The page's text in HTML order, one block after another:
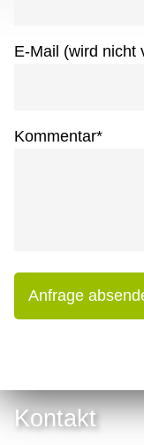
E-Mail (wird nicht
Kommentar*
Anfrage
Kontakt